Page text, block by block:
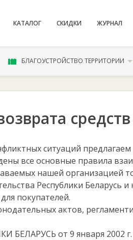
КАТАЛОГ СКИДКИ ЖУРНАЛ
БЛАГОУСТРОЙСТВО ТЕРРИТОРИИ
средств
ситуаций
все основные правила
нашей организацией
Республики Беларусь
покупателей.
актов,
БЕЛАРУСЬ от 9 января 2002